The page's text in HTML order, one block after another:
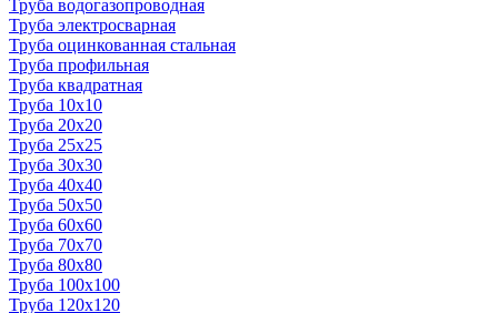
Труба водогазопроводная
Труба электросварная
Труба оцинкованная стальная
Труба профильная
Труба квадратная
Труба 10x10
Труба 20x20
Труба 25x25
Труба 30x30
Труба 40x40
Труба 50x50
Труба 60x60
Труба 70x70
Труба 80x80
Труба 100x100
Труба 120x120